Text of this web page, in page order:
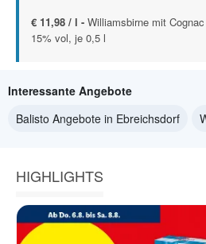
€ 11,98 / l - Williamsbirne mit
15% vol, je 0,5 l
Interessante Angebote
Balisto Angebote in Ebreichsdorf
HIGHLIGHTS